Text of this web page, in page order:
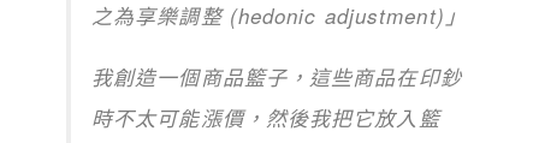
之為享樂調整 (hedonic adjustment)」
我創造一個商品籃子，這些商品在印鈔
時不太可能漲價，然後我把它放入籃